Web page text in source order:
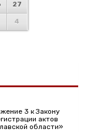
27
4
3 к Закону
актов
области»